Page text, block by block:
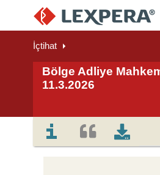
İçtihat
Bölge Adliye
11.3.2026